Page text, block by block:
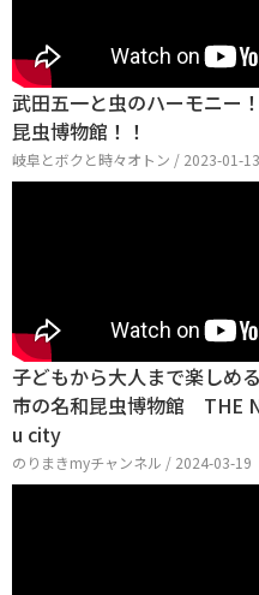
武田五一と虫のハーモニー
昆虫博物館！！
岐阜とボクと時々オトン / 2023-01-13
子どもから大人まで楽しめ
市の名和昆虫博物館 THE
u city
のりまきmyチャンネル / 2024-03-19